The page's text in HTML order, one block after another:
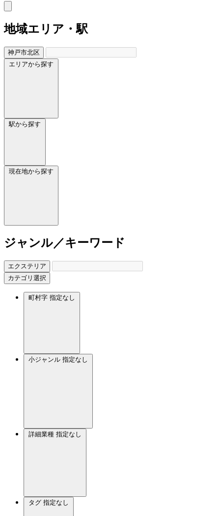
地域エリア・駅
神戸市北区
エリアから探す
駅から探す
現在地から探す
ジャンル／キーワード
エクステリア
カテゴリ選択
町村字 指定なし
小ジャンル 指定なし
詳細業種 指定なし
タグ 指定なし